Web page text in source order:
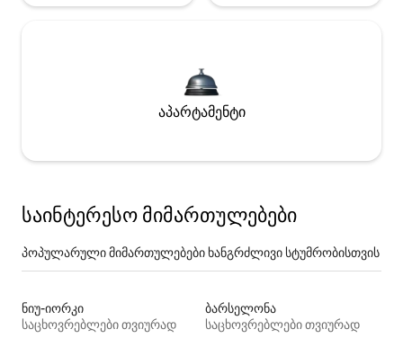
აპარტამენტი
საინტერესო მიმართულებები
პოპულარული მიმართულებები ხანგრძლივი სტუმრობისთვის
ნიუ-იორკი
საცხოვრებლები თვიურად
ბარსელონა
საცხოვრებლები თვიურად